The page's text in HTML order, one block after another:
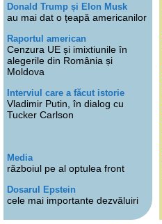
Donald Trump și Elon Musk
au mai dat o țeapă americanilor
Raportul american
Cenzura UE și imixtiunile în
alegerile din România și
Moldova
Interviul care a făcut istorie
Vladimir Putin, în dialog cu
Tucker Carlson
Media
războiul pe al optulea front
Dosarul Epstein
cele mai importante dezvăluiri